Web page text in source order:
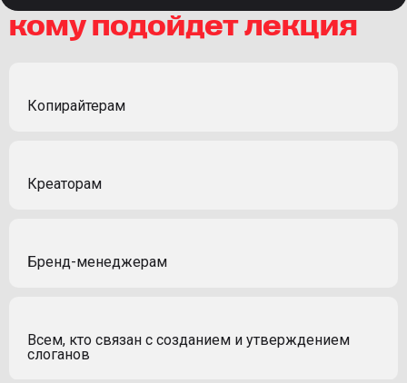
кому подойдет лекция
Копирайтерам
Креаторам
Бренд-менеджерам
Всем, кто связан с созданием и утверждением
слоганов